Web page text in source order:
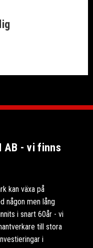
AB - vi finns
kan växa på
någon men lång
i snart 60år - vi
till stora
i